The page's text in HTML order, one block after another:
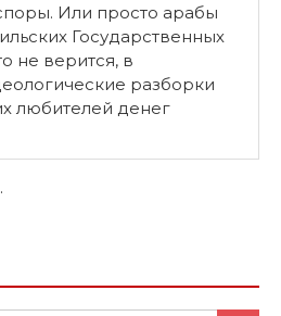
Или просто арабы
Государственных
не верится, в
разборки
любителей денег